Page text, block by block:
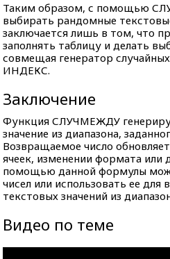
Таким образом, с помощью
выбирать рандомные
заключается лишь в том, что
заполнять таблицу и делать
совмещая генератор
ИНДЕКС.
Заключение
Функция СЛУЧМЕЖДУ
значение из диапазона,
Возвращаемое число
ячеек, изменении формата или
помощью данной формулы
чисел или использовать ее для
текстовых значений из
Видео по теме